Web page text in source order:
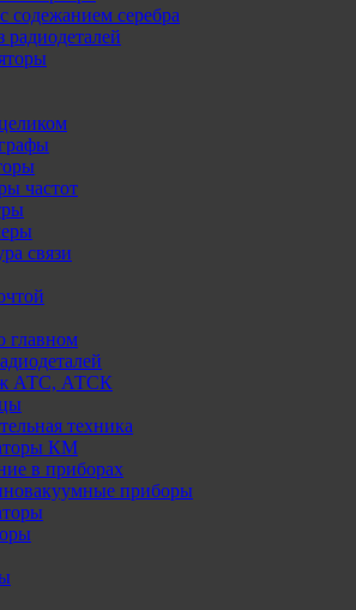
содежанием серебра
радиодеталей
частот
связи
главном
АТС, АТСК
техника
КМ
в приборах
приборы